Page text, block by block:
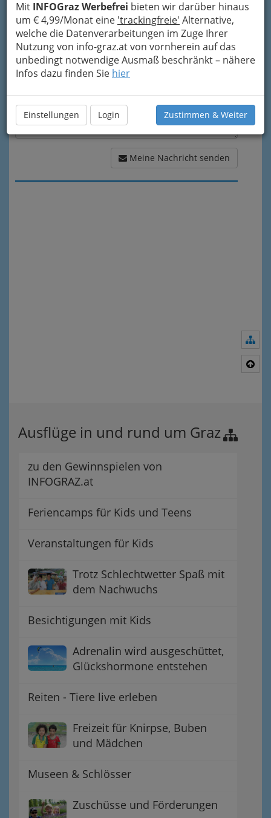
Mit INFOGraz Werbefrei bieten wir darüber hinaus
um € 4,99/Monat eine 'trackingfreie' Alternative,
welche die Datenverarbeitungen im Zuge Ihrer
Nutzung von info-graz.at von vornherein auf das
unbedingt notwendige Ausmaß beschränkt – nähere
Infos dazu finden Sie hier
Einstellungen Login Zustimmen & Weiter
Meine Nachricht
Meine Nachricht senden
Ausflüge in und rund um Graz
zu den Gewinnspielen von
INFOGRAZ.at
Feriencamps für Kids und Teens
Veranstaltungen für Kids
Trotz Schlechtwetter Spaß mit
dem Nachwuchs
Besichtigungen mit Kids
Adrenalin wird ausgeschüttet,
Glückshormone entstehen
Reiten - Tiere live erleben
Freizeit für Knirpse, Buben
und Mädchen
Museen & Schlösser
Zuschüsse und Förderungen